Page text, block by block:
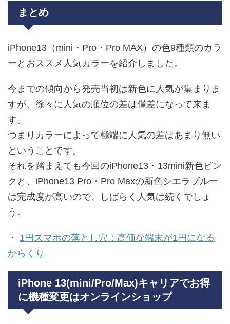
まとめ
iPhone13（mini・Pro・Pro MAX）の色9種類のカラ
ーとおススメ人気カラーを紹介しました。
今までの傾向から発売当初は新色に人気が集まりま
すが、徐々に人気の順位の差は僅差になって来ま
す。
つまりカラーによって極端に人気の差はあまり無い
ということです。
それを踏まえても今回のiPhone13・13mini新色ピン
クと、iPhone13 Pro・Pro Maxの新色シエラブルー
は完成度が高いので、しばらく人気は続くでしょ
う。
・ 1円スマホの落とし穴：高価な端末が1円になる
からくり
iPhone 13(mini/Pro/Max)キャリアでお得
に機種変更はオンラインショップ